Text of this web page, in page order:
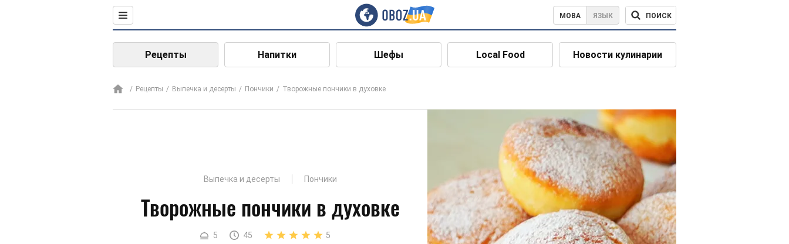
МОВА ЯЗЫК ПОИСК
Рецепты Напитки Шефы Local Food Новости кулинарии
Рецепты Выпечка и десерты Пончики Творожные пончики в духовке
Выпечка и десерты Пончики
Творожные пончики в духовке
5 45 5